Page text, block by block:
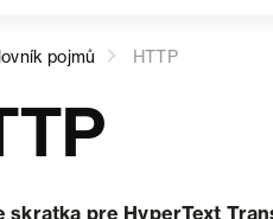
pojmů HTTP
skratka pre HyperText